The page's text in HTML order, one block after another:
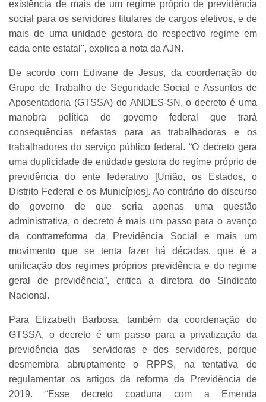
existência de mais de um regime próprio de previdência
social para os servidores titulares de cargos efetivos, e de
mais de uma unidade gestora do respectivo regime em
cada ente estatal", explica a nota da AJN.
De acordo com Edivane de Jesus, da coordenação do
Grupo de Trabalho de Seguridade Social e Assuntos de
Aposentadoria (GTSSA) do ANDES-SN, o decreto é uma
manobra política do governo federal que trará
consequências nefastas para as trabalhadoras e os
trabalhadores do serviço público federal. “O decreto gera
uma duplicidade de entidade gestora do regime próprio de
previdência do ente federativo [União, os Estados, o
Distrito Federal e os Municípios]. Ao contrário do discurso
do governo de que seria apenas uma questão
administrativa, o decreto é mais um passo para o avanço
da contrarreforma da Previdência Social e mais um
movimento que se tenta fazer há décadas, que é a
unificação dos regimes próprios previdência e do regime
geral de previdência”, critica a diretora do Sindicato
Nacional.
Para Elizabeth Barbosa, também da coordenação do
GTSSA, o decreto é um passo para a privatização da
previdência das servidoras e dos servidores, porque
desmembra abruptamente o RPPS, na tentativa de
regulamentar os artigos da reforma da Previdência de
2019. “Esse decreto coaduna com a Emenda